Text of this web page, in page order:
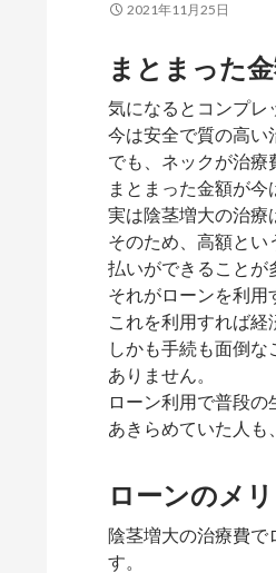
2021年11月25日
まとまった
気になるとコンプレ
今は安全で質の高い
でも、ネックが治療
まとまった金額が今
実は陰茎増大の治療
そのため、高額と
払いができることが
それがローンを利用
これを利用すれば経
しかも手続も面倒
ありません。
ローン利用で普段の
あきらめていた人も
ローンのメ
陰茎増大の治療費で
す。